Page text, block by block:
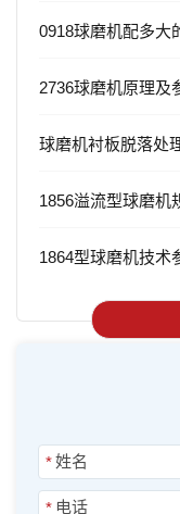
0918球磨机配多大
2736球磨机原理及
球磨机衬板脱落
1856溢流型球磨机
1864型球磨机技术
*
*